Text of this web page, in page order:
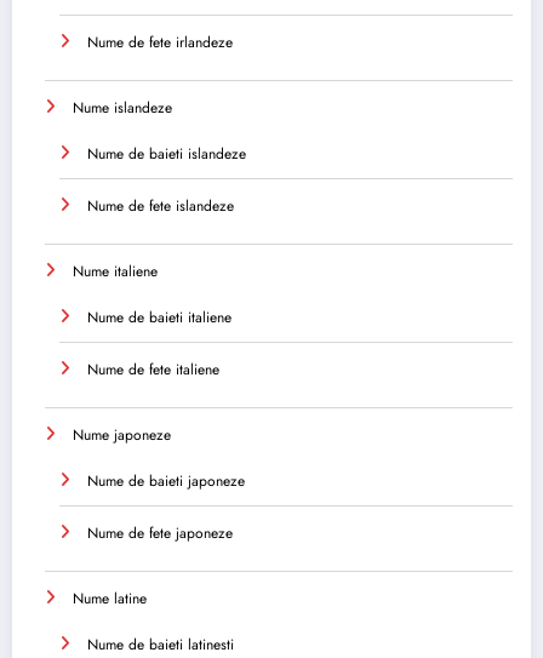
Nume de fete irlandeze
Nume islandeze
Nume de baieti islandeze
Nume de fete islandeze
Nume italiene
Nume de baieti italiene
Nume de fete italiene
Nume japoneze
Nume de baieti japoneze
Nume de fete japoneze
Nume latine
Nume de baieti latinesti